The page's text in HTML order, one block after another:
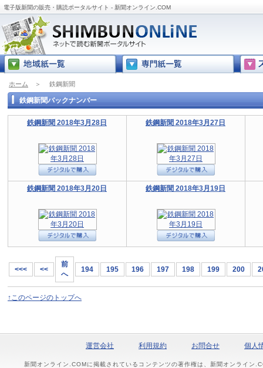
電子版新聞の販売・購読ポータルサイト - 新聞オンライン.COM
ホーム ＞ 鉄鋼新聞
鉄鋼新聞バックナンバー
鉄鋼新聞 2018年3月28日 鉄鋼新聞 2018年3月27日
鉄鋼新聞 2018年3月20日 鉄鋼新聞 2018年3月19日
<<< <<
前
へ
194 195 196 197 198 199 200
↑このページのトップへ
運営会社 利用規約 お問合せ 個人
新聞オンライン.COMに掲載されているコンテンツの著作権は、新聞オンライン